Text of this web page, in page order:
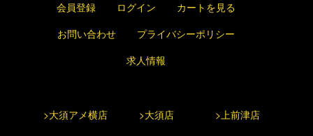
会員登録
ログイン
カートを見る
お問い合わせ
プライバシーポリシー
求人情報
>大須アメ横店 >大須店 >上前津店